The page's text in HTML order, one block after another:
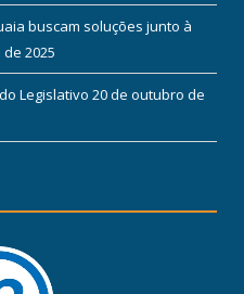
buscam soluções junto à
2025
Legislativo 20 de outubro de